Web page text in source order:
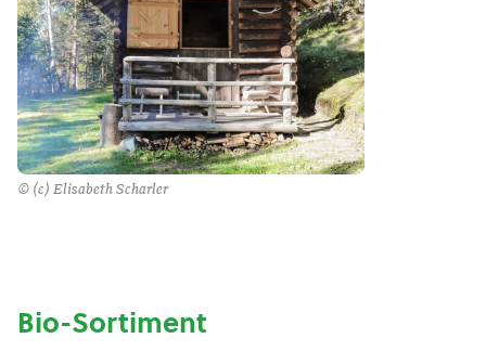
© (c) Elisabeth Scharler
Bio-Sortiment